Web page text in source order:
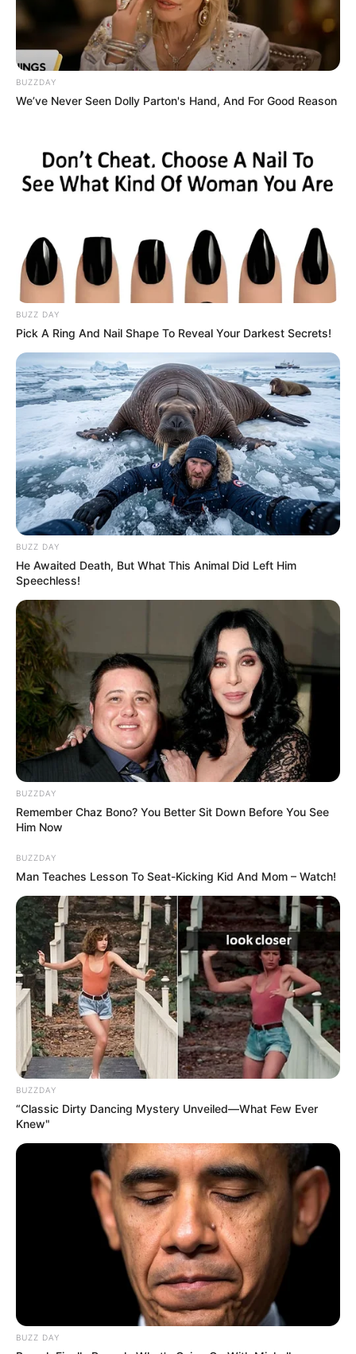
ΤΑΥΤΟΤΗΤΑ ΚΑΙ ΕΠΙΚΟΙΝΩΝΙΑ ΟΡΟΙ ΧΡΗΣΗΣ
© 2025 EVIANEWS του Γιώργου Κουτσελίνη
BUZZDAY
We’ve Never Seen Dolly Parton's Hand, And For Good Reason
BUZZ DAY
Pick A Ring And Nail Shape To Reveal Your Darkest Secrets!
BUZZ DAY
He Awaited Death, But What This Animal Did Left Him
Speechless!
BUZZDAY
Remember Chaz Bono? You Better Sit Down Before You See
Him Now
BUZZDAY
Man Teaches Lesson To Seat-Kicking Kid And Mom – Watch!
BUZZDAY
“Classic Dirty Dancing Mystery Unveiled—What Few Ever
Knew"
BUZZ DAY